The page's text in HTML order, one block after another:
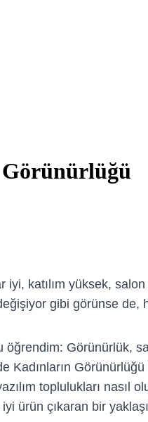
Görünürlüğü
katılım yüksek,
gibi görünse
öğrendim: Görünürlük,
toplulukları
ürün çıkaran bir